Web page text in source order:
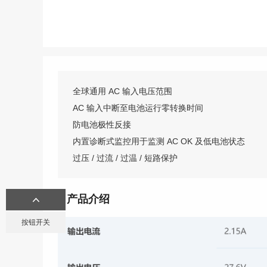
全球通用 AC 输入电压范围
AC 输入中断至电池运行零转换时间
防电池极性反接
内置诊断式监控用于监测 AC OK 及低电池状态
过压 / 过流 / 过温 / 短路保护
产品介绍
按钮开关